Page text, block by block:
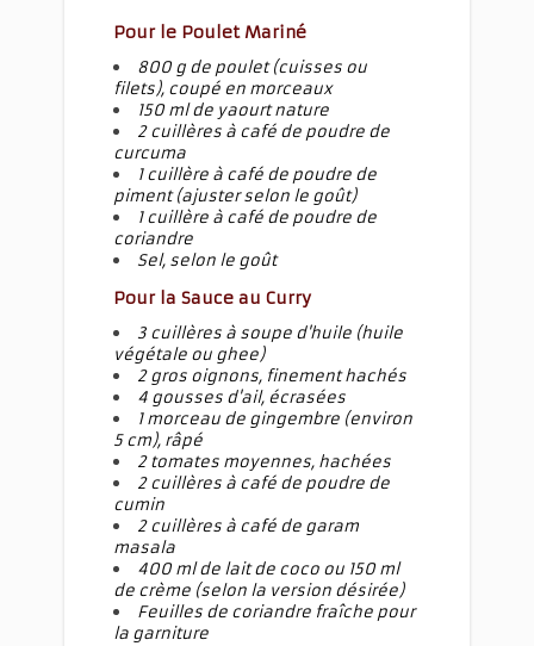
Pour le Poulet Mariné
800 g de poulet (cuisses ou
filets), coupé en morceaux
150 ml de yaourt nature
2 cuillères à café de poudre de
curcuma
1 cuillère à café de poudre de
piment (ajuster selon le goût)
1 cuillère à café de poudre de
coriandre
Sel, selon le goût
Pour la Sauce au Curry
3 cuillères à soupe d'huile (huile
végétale ou ghee)
2 gros oignons, finement hachés
4 gousses d'ail, écrasées
1 morceau de gingembre (environ
5 cm), râpé
2 tomates moyennes, hachées
2 cuillères à café de poudre de
cumin
2 cuillères à café de garam
masala
400 ml de lait de coco ou 150 ml
de crème (selon la version désirée)
Feuilles de coriandre fraîche pour
la garniture